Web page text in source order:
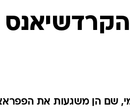
שם הן משגעות את